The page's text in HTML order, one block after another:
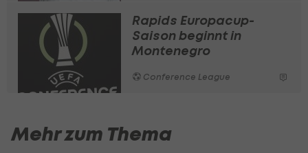
Rapids Europacup-
Saison beginnt in
Montenegro
Conference League
Mehr zum Thema